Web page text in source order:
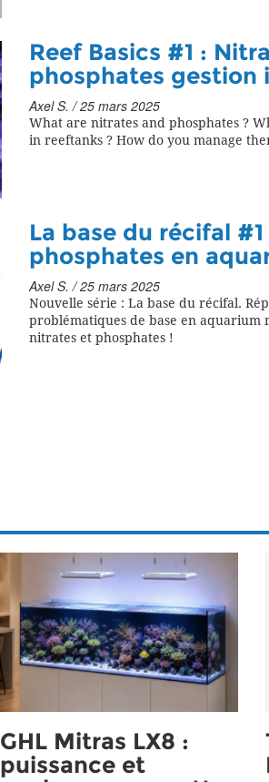
Reef Basics #1 :
phosphates gestion
Axel S. / 25 mars 2025
What are nitrates and phosphates ?
in reeftanks ? How do you manage
La base du récifal
phosphates en
Axel S. / 25 mars 2025
Nouvelle série : La base du récifal.
problématiques de base en aquarium
nitrates et phosphates !
GHL Mitras LX8 :
puissance et